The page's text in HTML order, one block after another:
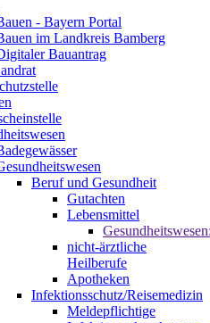
- Bayern Portal
im Landkreis Bamberg
Bauantrag
Beruf und Gesundheit
Gutachten
Lebensmittel
nicht-ärztliche
Heilberufe
Apotheken
Infektionsschutz/Reisemedizin
Meldepflichtige